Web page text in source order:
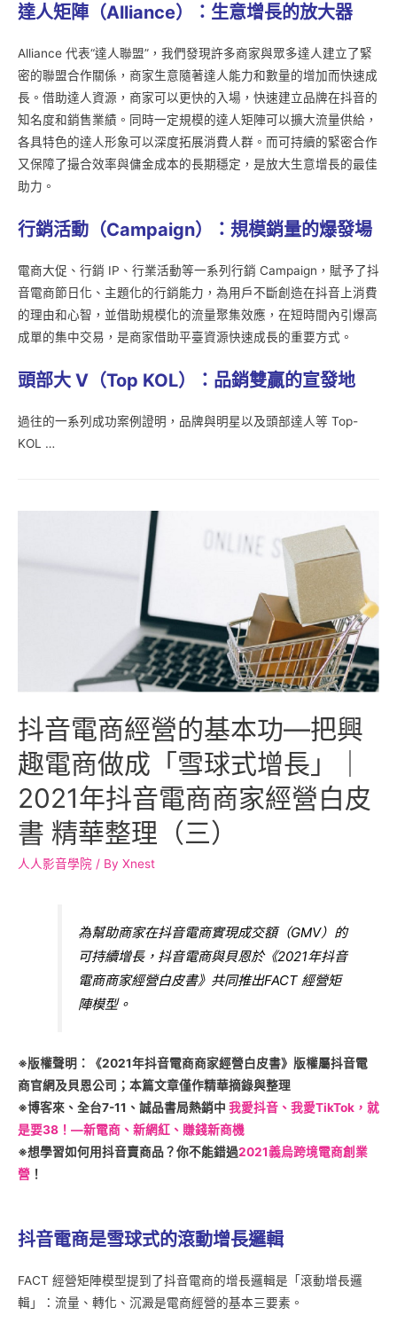
達人矩陣（Alliance）：生意增長的放大器
Alliance 代表“達人聯盟”，我們發現許多商家與眾多達人建立了緊
密的聯盟合作關係，商家生意隨著達人能力和數量的增加而快速成
長。借助達人資源，商家可以更快的入場，快速建立品牌在抖音的
知名度和銷售業績。同時一定規模的達人矩陣可以擴大流量供給，
各具特色的達人形象可以深度拓展消費人群。而可持續的緊密合作
又保障了撮合效率與傭金成本的長期穩定，是放大生意增長的最佳
助力。
行銷活動（Campaign）：規模銷量的爆發場
電商大促、行銷 IP、行業活動等一系列行銷 Campaign，賦予了抖
音電商節日化、主題化的行銷能力，為用戶不斷創造在抖音上消費
的理由和心智，並借助規模化的流量聚集效應，在短時間內引爆高
成單的集中交易，是商家借助平臺資源快速成長的重要方式。
頭部大 V （Top KOL）：品銷雙贏的宣發地
過往的一系列成功案例證明，品牌與明星以及頭部達人等 Top-
KOL …
抖音電商經營的基本功—把興
趣電商做成「雪球式增長」｜
2021年抖音電商商家經營白皮
書 精華整理（三）
人人影音學院 / By Xnest
為幫助商家在抖音電商實現成交額（GMV）的
可持續增長，抖音電商與貝恩於《2021年抖音
電商商家經營白皮書》共同推出FACT 經營矩
陣模型。
※版權聲明：《2021年抖音電商商家經營白皮書》版權屬抖音電
商官網及貝恩公司；本篇文章僅作精華摘錄與整理
※博客來、全台7-11、誠品書局熱銷中 我愛抖音、我愛TikTok，就
是要38！—新電商、新網紅、賺錢新商機
※想學習如何用抖音賣商品？你不能錯過2021義烏跨境電商創業
營 ！
抖音電商是雪球式的滾動增長邏輯
FACT 經營矩陣模型提到了抖音電商的增長邏輯是「滾動增長邏
輯」：流量、轉化、沉澱是電商經營的基本三要素。